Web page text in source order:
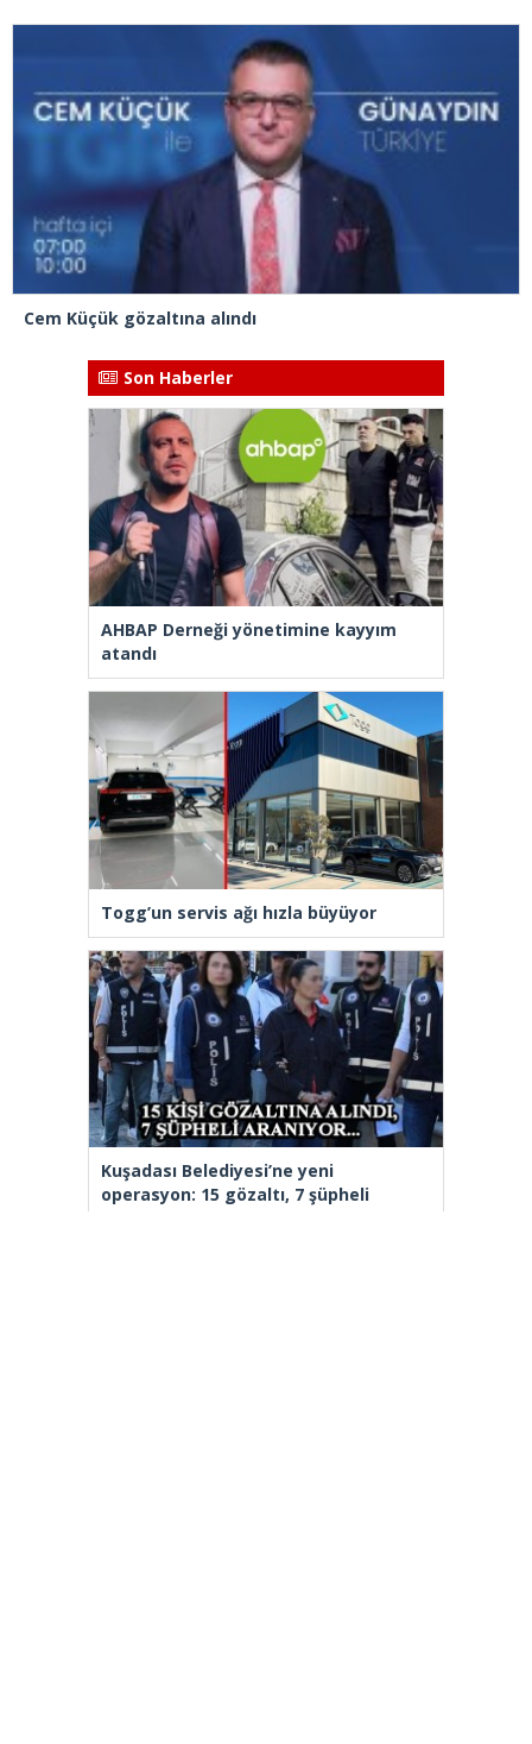
Cem Küçük gözaltına alındı
Son Haberler
AHBAP Derneği yönetimine kayyım
atandı
Togg’un servis ağı hızla büyüyor
Kuşadası Belediyesi’ne yeni
operasyon: 15 gözaltı, 7 şüpheli